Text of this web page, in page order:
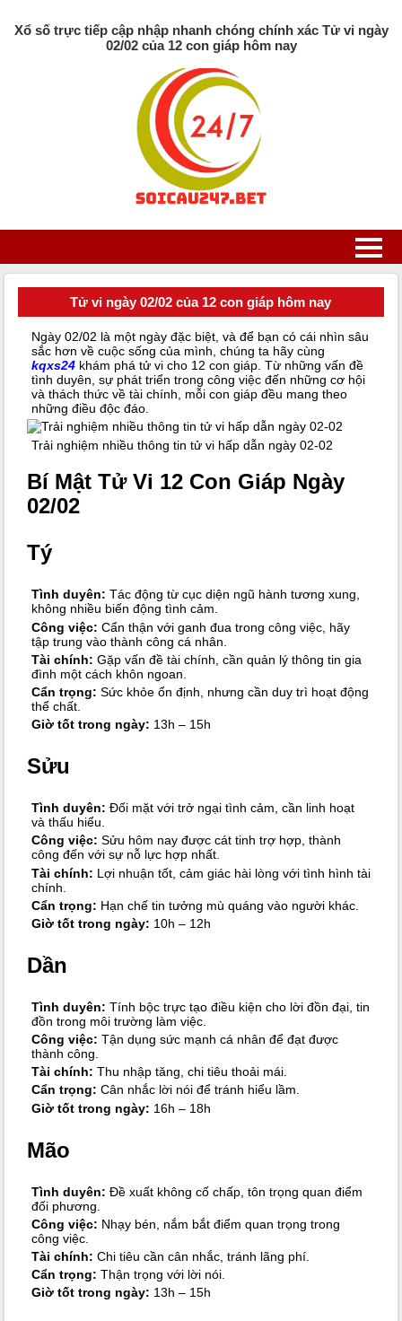
Xổ số trực tiếp cập nhập nhanh chóng chính xác Tử vi ngày
02/02 của 12 con giáp hôm nay
Tử vi ngày 02/02 của 12 con giáp hôm nay
Ngày 02/02 là một ngày đặc biệt, và để bạn có cái nhìn sâu
sắc hơn về cuộc sống của mình, chúng ta hãy cùng
kqxs24 khám phá tử vi cho 12 con giáp. Từ những vấn đề
tình duyên, sự phát triển trong công việc đến những cơ hội
và thách thức về tài chính, mỗi con giáp đều mang theo
những điều độc đáo.
Trải nghiệm nhiều thông tin tử vi hấp dẫn ngày 02-02
Bí Mật Tử Vi 12 Con Giáp Ngày
02/02
Tý
Tình duyên: Tác động từ cục diện ngũ hành tương xung,
không nhiều biến động tình cảm.
Công việc: Cẩn thận với ganh đua trong công việc, hãy
tập trung vào thành công cá nhân.
Tài chính: Gặp vấn đề tài chính, cần quản lý thông tin gia
đình một cách khôn ngoan.
Cẩn trọng: Sức khỏe ổn định, nhưng cần duy trì hoạt động
thể chất.
Giờ tốt trong ngày: 13h – 15h
Sửu
Tình duyên: Đối mặt với trở ngại tình cảm, cần linh hoạt
và thấu hiểu.
Công việc: Sửu hôm nay được cát tinh trợ hợp, thành
công đến với sự nỗ lực hợp nhất.
Tài chính: Lợi nhuận tốt, cảm giác hài lòng với tình hình tài
chính.
Cẩn trọng: Hạn chế tin tưởng mù quáng vào người khác.
Giờ tốt trong ngày: 10h – 12h
Dần
Tình duyên: Tính bộc trực tạo điều kiện cho lời đồn đại, tin
đồn trong môi trường làm việc.
Công việc: Tận dụng sức mạnh cá nhân để đạt được
thành công.
Tài chính: Thu nhập tăng, chi tiêu thoải mái.
Cẩn trọng: Cân nhắc lời nói để tránh hiểu lầm.
Giờ tốt trong ngày: 16h – 18h
Mão
Tình duyên: Đề xuất không cố chấp, tôn trọng quan điểm
đối phương.
Công việc: Nhạy bén, nắm bắt điểm quan trọng trong
công việc.
Tài chính: Chi tiêu cần cân nhắc, tránh lãng phí.
Cẩn trọng: Thận trọng với lời nói.
Giờ tốt trong ngày: 13h – 15h